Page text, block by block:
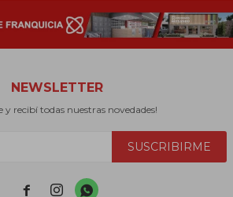
NEWSLETTER
y recibí todas nuestras novedades!
SUSCRIBIRME
  